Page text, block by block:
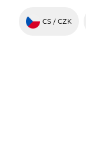
CS / CZK